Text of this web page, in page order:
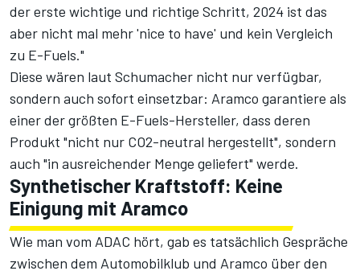
der erste wichtige und richtige Schritt, 2024 ist das
aber nicht mal mehr 'nice to have' und kein Vergleich
zu E-Fuels."
Diese wären laut Schumacher nicht nur verfügbar,
sondern auch sofort einsetzbar: Aramco garantiere als
einer der größten E-Fuels-Hersteller, dass deren
Produkt "nicht nur CO2-neutral hergestellt", sondern
auch "in ausreichender Menge geliefert" werde.
Synthetischer Kraftstoff: Keine
Einigung mit Aramco
Wie man vom ADAC hört, gab es tatsächlich Gespräche
zwischen dem Automobilklub und Aramco über den